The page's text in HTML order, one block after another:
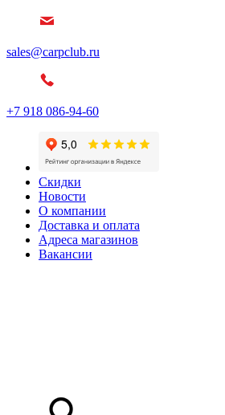
sales@carpclub.ru
+7 918 086-94-60
Скидки
Новости
О компании
Доставка и оплата
Адреса магазинов
Вакансии